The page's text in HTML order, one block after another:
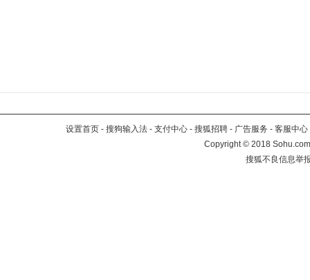
设置首页 - 搜狗输入法 - 支付中心 - 搜狐招聘 - 广告服务 - 客服中心
Copyright©2018
搜狐不良信息举